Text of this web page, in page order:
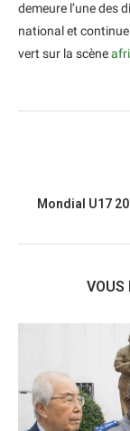
demeure l’une des
national et
vert sur la scène
Mondial U17
VOUS